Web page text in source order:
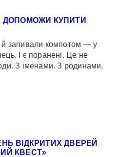
ДОПОМОЖИ КУПИТИ
й запивали компотом — у
І є поранені. Це не
З іменами. З родинами,
ВІДКРИТИХ ДВЕРЕЙ
КВЕСТ»